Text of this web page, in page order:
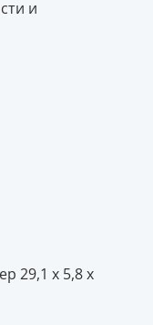
и
29,1 х 5,8 х